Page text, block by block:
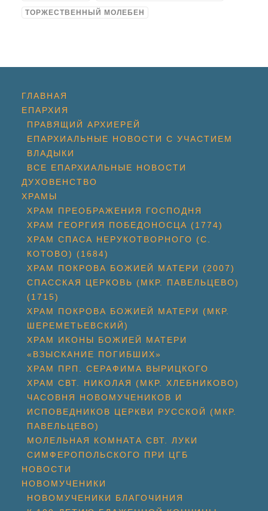
ТОРЖЕСТВЕННЫЙ МОЛЕБЕН
ГЛАВНАЯ
ЕПАРХИЯ
ПРАВЯЩИЙ АРХИЕРЕЙ
ЕПАРХИАЛЬНЫЕ НОВОСТИ С УЧАСТИЕМ
ВЛАДЫКИ
ВСЕ ЕПАРХИАЛЬНЫЕ НОВОСТИ
ДУХОВЕНСТВО
ХРАМЫ
ХРАМ ПРЕОБРАЖЕНИЯ ГОСПОДНЯ
ХРАМ ГЕОРГИЯ ПОБЕДОНОСЦА (1774)
ХРАМ СПАСА НЕРУКОТВОРНОГО (С.
КОТОВО) (1684)
ХРАМ ПОКРОВА БОЖИЕЙ МАТЕРИ (2007)
СПАССКАЯ ЦЕРКОВЬ (МКР. ПАВЕЛЬЦЕВО)
(1715)
ХРАМ ПОКРОВА БОЖИЕЙ МАТЕРИ (МКР.
ШЕРЕМЕТЬЕВСКИЙ)
ХРАМ ИКОНЫ БОЖИЕЙ МАТЕРИ
«ВЗЫСКАНИЕ ПОГИБШИХ»
ХРАМ ПРП. СЕРАФИМА ВЫРИЦКОГО
ХРАМ СВТ. НИКОЛАЯ (МКР. ХЛЕБНИКОВО)
ЧАСОВНЯ НОВОМУЧЕНИКОВ И
ИСПОВЕДНИКОВ ЦЕРКВИ РУССКОЙ (МКР.
ПАВЕЛЬЦЕВО)
МОЛЕЛЬНАЯ КОМНАТА СВТ. ЛУКИ
СИМФЕРОПОЛЬСКОГО ПРИ ЦГБ
НОВОСТИ
НОВОМУЧЕНИКИ
НОВОМУЧЕНИКИ БЛАГОЧИНИЯ